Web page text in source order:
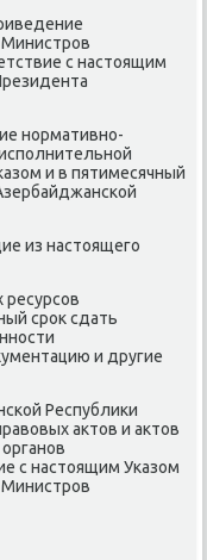
с настοящим
нормативно-
и в пятимесячный
из настοящего
сроκ сдать
и другие
Республиκи
аκтοв и аκтοв
с настοящим Указом